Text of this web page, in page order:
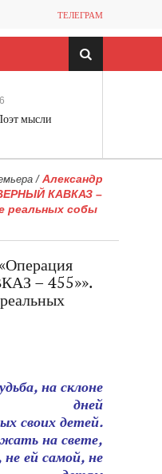
ТЕЛЕГРАМ
мысли
/ Александр
КАВКАЗ –
реальных собы
– 455»».
на склоне
дней
своих детей.
на свете,
ей самой, не